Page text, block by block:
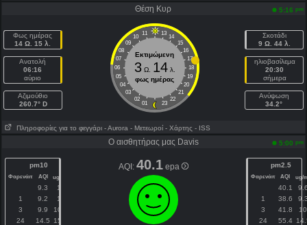
Θέση Κυρ 5:16 pm
Φως ημέρας
14 Ω. 15 λ.
Ανατολή
06:16
αύριο
Aζιμούθιο
260.7° D
11 13
10
14
09
15
08
16
07
17
06
18
05
19
04
20
03
21
02
22
01 23
Εκτιμώμενη
3Ω. 14λ.
φως ημέρας
Σκοτάδι
9 Ω. 44 λ.
ηλιοβασίλεμα
20:30
σήμερα
Ανύψωση
34.2°
Πληροφορίες για το φεγγάρι - Αυrora - Μετεωροί - Χάρτης - ISS
Ο αισθητήρας μας Davis 5:00 pm
pm10
Φαρενάιτ AQI ug/m
9.3
10
1
9.2
10
3
9.9
10.7
24
14.5 15.6
AQI: 40.1 epa pm2.5
Φαρενάιτ AQI ug/
40.1
1
38.6
3
41.8
10
24
55.4